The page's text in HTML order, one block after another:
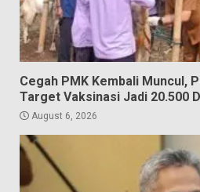
Cegah PMK Kembali Muncul,
Target Vaksinasi Jadi 20.500
August 6, 2026